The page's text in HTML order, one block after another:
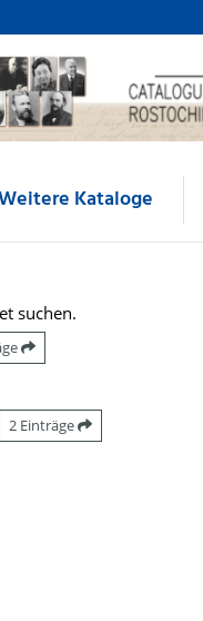
Kataloge
suchen.
2 Einträge